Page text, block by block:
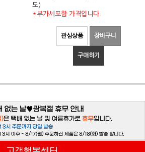
도)
*부가세포함 가격입니다.
관심상품 장바구니
구매하기